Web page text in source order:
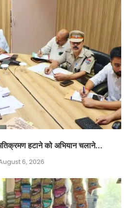
अतिक्रमण हटाने को अभियान चलाने...
6, 2026